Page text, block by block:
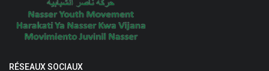
RÉSEAUX SOCIAUX